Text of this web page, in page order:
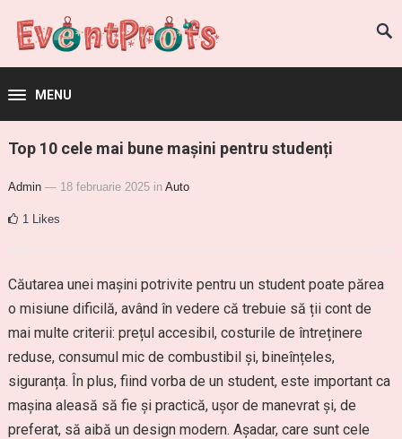
MENU
Top 10 cele mai bune mașini pentru studenți
Admin — 18 februarie 2025 in Auto
1 Likes
Căutarea unei mașini potrivite pentru un student poate părea
o misiune dificilă, având în vedere că trebuie să ții cont de
mai multe criterii: prețul accesibil, costurile de întreținere
reduse, consumul mic de combustibil și, bineînțeles,
siguranța. În plus, fiind vorba de un student, este important ca
mașina aleasă să fie și practică, ușor de manevrat și, de
preferat, să aibă un design modern. Așadar, care sunt cele